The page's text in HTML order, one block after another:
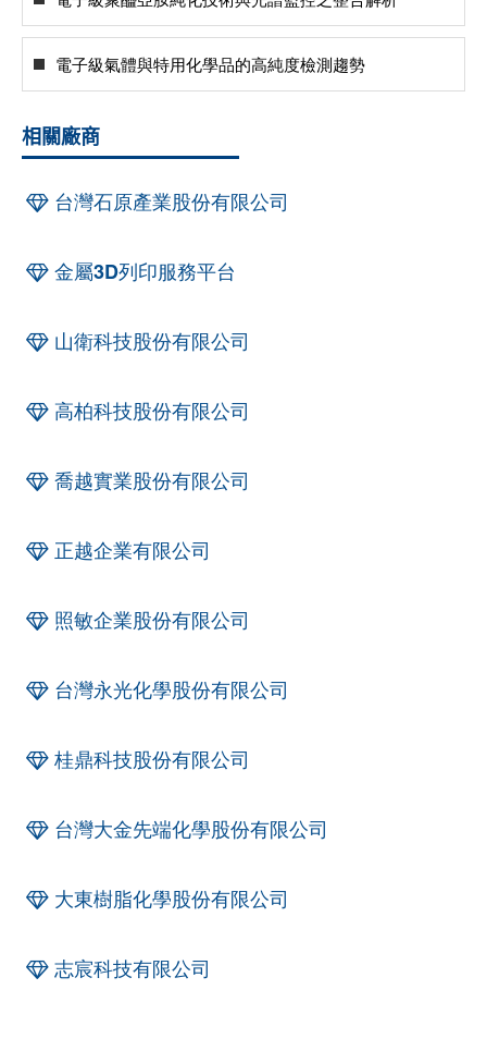
電子級氣體與特用化學品的高純度檢測趨勢
相關廠商
台灣石原產業股份有限公司
金屬3D列印服務平台
山衛科技股份有限公司
高柏科技股份有限公司
喬越實業股份有限公司
正越企業有限公司
照敏企業股份有限公司
台灣永光化學股份有限公司
桂鼎科技股份有限公司
台灣大金先端化學股份有限公司
大東樹脂化學股份有限公司
志宸科技有限公司